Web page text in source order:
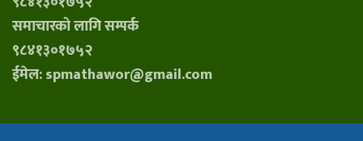
समाचारको लागि सम्पर्क
९८४१३०१७५२
ईमेल: spmathawor@gmail.com